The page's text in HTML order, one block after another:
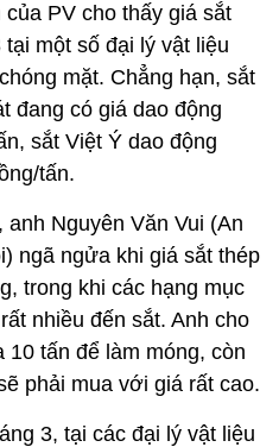
PV cho thấy giá sắt
một số đại lý vật liệu
mặt. Chẳng hạn, sắt
đang có giá dao động
sắt Việt Ý dao động
tấn.
Nguyên Văn Vui (An
ngã ngửa khi giá sắt thép
trong khi các hạng mục
nhiều đến sắt. Anh cho
10 tấn để làm móng, còn
phải mua với giá rất cao.
3, tại các đại lý vật liệu